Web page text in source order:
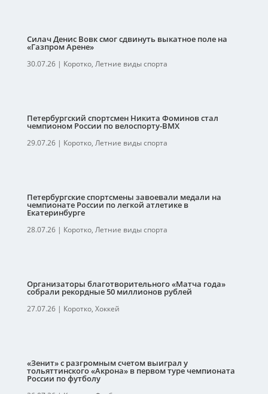
Силач Денис Вовк смог сдвинуть выкатное поле на
«Газпром Арене»
30.07.26| Коротко, Летние виды спорта
Петербургский спортсмен Никита Фоминов стал
чемпионом России по велоспорту-ВМХ
29.07.26| Коротко, Летние виды спорта
Петербургские спортсмены завоевали медали на
чемпионате России по легкой атлетике в
Екатеринбурге
28.07.26| Коротко, Летние виды спорта
Организаторы благотворительного «Матча года»
собрали рекордные 50 миллионов рублей
27.07.26| Коротко, Хоккей
«Зенит» с разгромным счетом выиграл у
тольяттинского «Акрона» в первом туре чемпионата
России по футболу